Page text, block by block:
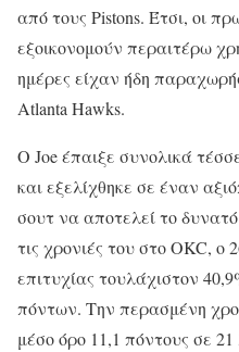
από τους Pistons. Έτσι, οι
εξοικονομούν περαιτέρω
ημέρες είχαν ήδη
Atlanta Hawks.
Ο Joe έπαιξε συνολικά
και εξελίχθηκε σε έναν
σουτ να αποτελεί το
τις χρονιές του στο OKC, ο
επιτυχίας τουλάχιστον
πόντων. Την περασμένη
μέσο όρο 11,1 πόντους σε